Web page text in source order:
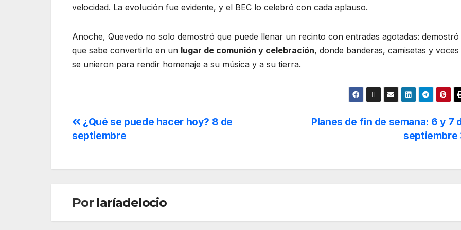
velocidad. La evolución fue evidente, y el BEC lo celebró con cada aplauso.
Anoche, Quevedo no solo demostró que puede llenar un recinto con entradas agotadas: demostró
que sabe convertirlo en un lugar de comunión y celebración, donde banderas, camisetas y voces
se unieron para rendir homenaje a su música y a su tierra.
Planes de fin de semana: 6 y 7
septiembre
¿Qué se puede hacer hoy? 8 de
septiembre
Por laríadelocio